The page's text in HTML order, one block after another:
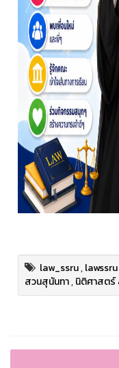
law_ssru,lawssru
สวนสุนันทา,นิติศาสตร์